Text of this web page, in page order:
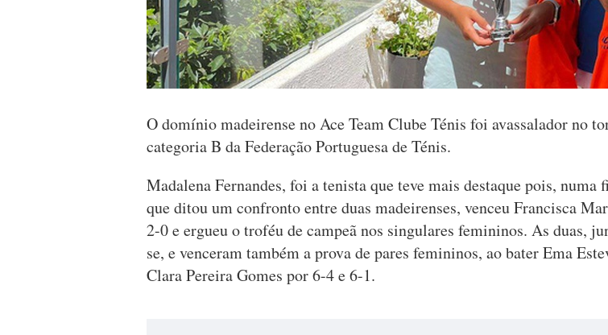
O domínio madeirense no Ace Team Clube Ténis foi avassalador no
categoria B da Federação Portuguesa de Ténis.
Madalena Fernandes, foi a tenista que teve mais destaque pois, numa
que ditou um confronto entre duas madeirenses, venceu Francisca
2-0 e ergueu o troféu de campeã nos singulares femininos. As duas,
se, e venceram também a prova de pares femininos, ao bater Ema
Clara Pereira Gomes por 6-4 e 6-1.